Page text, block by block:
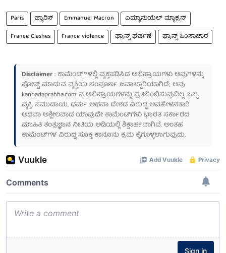
Paris ಪ್ಯಾರಿಸ್ Emmanuel Macron
ಎಮ್ಯಾನುಯೆಲ್ ಮ್ಯಾಕ್ರನ್
France Clashes
France violence ಫ್ರಾನ್ಸ್ ಘರ್ಷಣೆ ಫ್ರಾನ್ಸ್ ಹಿಂಸಾಚಾರ
Disclaimer: ಕಾಮೆಂಟ್‌ಗಳಲ್ಲಿ ವ್ಯಕ್ತಪಡಿಸಿದ ಅಭಿಪ್ರಾಯಗಳು ಅವುಗಳನ್ನು
ಪೋಸ್ಟ್ ಮಾಡುವ ವ್ಯಕ್ತಿಯ ಸಂಪೂರ್ಣ ಜವಾಬ್ದಾರಿಯಾಗಿದೆ; ಅವು
kannadaprabha.com ನ ಅಭಿಪ್ರಾಯಗಳನ್ನು ಪ್ರತಿಬಿಂಬಿಸುವುದಿಲ್ಲ. ಒಬ್ಬ
ವ್ಯಕ್ತಿ, ಸಮುದಾಯ, ಧರ್ಮ ಅಥವಾ ದೇಶದ ವಿರುದ್ಧ ಅವಹೇಳನಕಾರಿ
ಅಥವಾ ಅಶ್ಲೀಲವಾದ ಯಾವುದೇ ಕಾಮೆಂಟ್‌ಗಳು ಭಾರತ ಸರ್ಕಾರದ
ಮಾಹಿತಿ ತಂತ್ರಜ್ಞಾನ ನೀತಿಯ ಅಡಿಯಲ್ಲಿ ಶಿಕ್ಷಾರ್ಹವಾಗಿವೆ. ಅಂತಹ
ಕಾಮೆಂಟ್‌ಗಳ ವಿರುದ್ಧ ಸೂಕ್ತ ಕಾನೂನು ಕ್ರಮ ಕೈಗೊಳ್ಳಲಾಗುವುದು.